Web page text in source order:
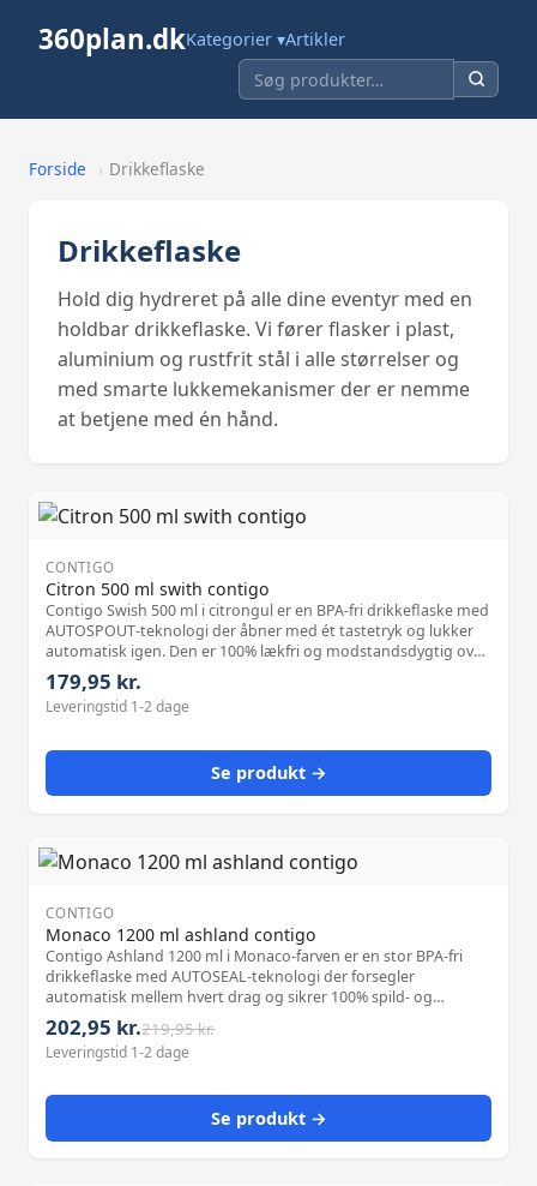
360plan.dkKategorier ▾Artikler
Forside › Drikkeflaske
Drikkeflaske
Hold dig hydreret på alle dine eventyr med en
holdbar drikkeflaske. Vi fører flasker i plast,
aluminium og rustfrit stål i alle størrelser og
med smarte lukkemekanismer der er nemme
at betjene med én hånd.
CONTIGO
Citron 500 ml swith contigo
Contigo Swish 500 ml i citrongul er en BPA-fri drikkeflaske med
AUTOSPOUT-teknologi der åbner med ét tastetryk og lukker
automatisk igen. Den er 100% lækfri og modstandsdygtig over
for smag og lugt, velegnet til alt fra vand til juice. Kan vaskes i
opvaskemaskinen og passer til aktive der er på farten.
179,95 kr.
Leveringstid 1-2 dage
Se produkt →
CONTIGO
Monaco 1200 ml ashland contigo
Contigo Ashland 1200 ml i Monaco-farven er en stor BPA-fri
drikkeflaske med AUTOSEAL-teknologi der forsegler
automatisk mellem hvert drag og sikrer 100% spild- og
drypfrihed. Den er fremstillet af høj kvalitetsplast og kan
vaskes i opvaskemaskinen. Den store kapacitet gør den ideel
til lange ture og aktive arbejdsdage.
202,95 kr.219,95 kr.
Leveringstid 1-2 dage
Se produkt →